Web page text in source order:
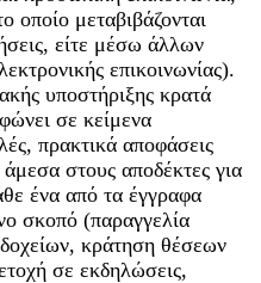
οποίο μεταβιβάζονται
είτε μέσω άλλων
επικοινωνίας).
υποστήριξης κρατά
σε κείμενα
πρακτικά αποφάσεις
στους αποδέκτες για
ένα από τα έγγραφα
σκοπό (παραγγελία
κράτηση θέσεων
σε εκδηλώσεις,